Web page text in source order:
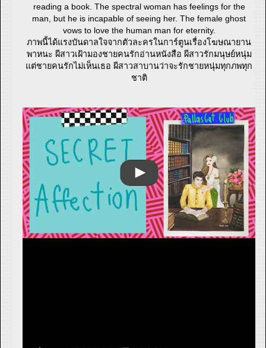
reading a book. The spectral woman has feelings for the
man, but he is incapable of seeing her. The female ghost
vows to love the human man for eternity.
ภาพนี้ได้แรงบันดาลใจจากตัวละครในการ์ตูนเรื่องโฆษณายาน
พาหนะ ผีสาวเฝ้ามองชายคนรักอ่านหนังสือ ผีสาวรักมนุษย์หนุ่ม
แต่ชายคนรักไม่เห็นเธอ ผีสาวสาบานว่าจะรักชายหนุ่มทุกภพทุก
ชาติ